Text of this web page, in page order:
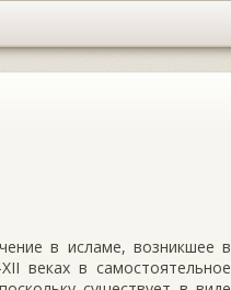
в исламе, возникшее в
веках в самостоятельное